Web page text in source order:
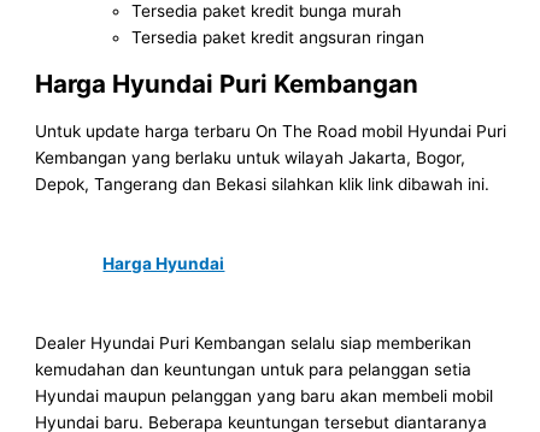
Tersedia paket kredit bunga murah
Tersedia paket kredit angsuran ringan
Harga Hyundai Puri Kembangan
Untuk update harga terbaru On The Road mobil Hyundai Puri
Kembangan yang berlaku untuk wilayah Jakarta, Bogor,
Depok, Tangerang dan Bekasi silahkan klik link dibawah ini.
Harga Hyundai
Dealer Hyundai Puri Kembangan selalu siap memberikan
kemudahan dan keuntungan untuk para pelanggan setia
Hyundai maupun pelanggan yang baru akan membeli mobil
Hyundai baru. Beberapa keuntungan tersebut diantaranya